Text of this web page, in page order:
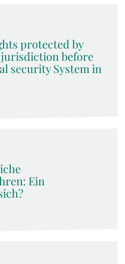
protected by
before
security System in
Ein